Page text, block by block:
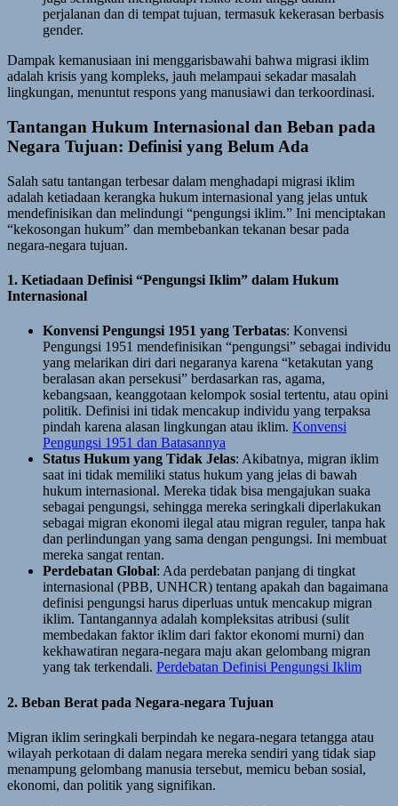
perjalanan dan di tempat tujuan, termasuk kekerasan berbasis
gender.
Dampak kemanusiaan ini menggarisbawahi bahwa migrasi iklim
adalah krisis yang kompleks, jauh melampaui sekadar masalah
lingkungan, menuntut respons yang manusiawi dan terkoordinasi.
Tantangan Hukum Internasional dan Beban pada
Negara Tujuan: Definisi yang Belum Ada
Salah satu tantangan terbesar dalam menghadapi migrasi iklim
adalah ketiadaan kerangka hukum internasional yang jelas untuk
mendefinisikan dan melindungi “pengungsi iklim.” Ini menciptakan
“kekosongan hukum” dan membebankan tekanan besar pada
negara-negara tujuan.
1. Ketiadaan Definisi “Pengungsi Iklim” dalam Hukum
Internasional
Konvensi Pengungsi 1951 yang Terbatas: Konvensi
Pengungsi 1951 mendefinisikan “pengungsi” sebagai individu
yang melarikan diri dari negaranya karena “ketakutan yang
beralasan akan persekusi” berdasarkan ras, agama,
kebangsaan, keanggotaan kelompok sosial tertentu, atau opini
politik. Definisi ini tidak mencakup individu yang terpaksa
pindah karena alasan lingkungan atau iklim. Konvensi
Pengungsi 1951 dan Batasannya
Status Hukum yang Tidak Jelas: Akibatnya, migran iklim
saat ini tidak memiliki status hukum yang jelas di bawah
hukum internasional. Mereka tidak bisa mengajukan suaka
sebagai pengungsi, sehingga mereka seringkali diperlakukan
sebagai migran ekonomi ilegal atau migran reguler, tanpa hak
dan perlindungan yang sama dengan pengungsi. Ini membuat
mereka sangat rentan.
Perdebatan Global: Ada perdebatan panjang di tingkat
internasional (PBB, UNHCR) tentang apakah dan bagaimana
definisi pengungsi harus diperluas untuk mencakup migran
iklim. Tantangannya adalah kompleksitas atribusi (sulit
membedakan faktor iklim dari faktor ekonomi murni) dan
kekhawatiran negara-negara maju akan gelombang migran
yang tak terkendali. Perdebatan Definisi Pengungsi Iklim
2. Beban Berat pada Negara-negara Tujuan
Migran iklim seringkali berpindah ke negara-negara tetangga atau
wilayah perkotaan di dalam negara mereka sendiri yang tidak siap
menampung gelombang manusia tersebut, memicu beban sosial,
ekonomi, dan politik yang signifikan.